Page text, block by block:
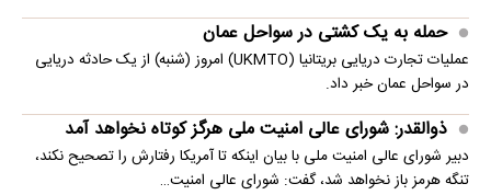
حمله به یک کشتی در سواحل عمان
عملیات تجارت دریایی بریتانیا (UKMTO) امروز (شنبه) از یک حادثه دریایی
در سواحل عمان خبر داد.
ذوالقدر: شورای عالی امنیت ملی هرگز کوتاه نخواهد آمد
دبیر شورای عالی امنیت ملی با بیان اینکه تا آمریکا رفتارش را تصحیح نکند،
تنگه هرمز باز نخواهد شد، گفت: شورای عالی امنیت…